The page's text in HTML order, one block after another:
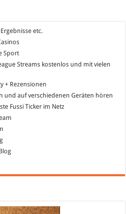
etc.
Sport
Streams kostenlos und mit vielen
+ Rezensionen
und auf verschiedenen Geräten hören
Fussi Ticker im Netz